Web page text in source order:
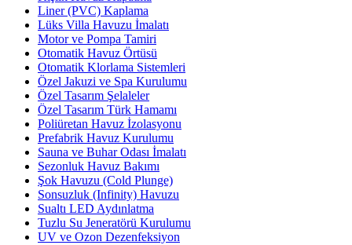
Liner (PVC) Kaplama
Lüks Villa Havuzu İmalatı
Motor ve Pompa Tamiri
Otomatik Havuz Örtüsü
Otomatik Klorlama Sistemleri
Özel Jakuzi ve Spa Kurulumu
Özel Tasarım Şelaleler
Özel Tasarım Türk Hamamı
Poliüretan Havuz İzolasyonu
Prefabrik Havuz Kurulumu
Sauna ve Buhar Odası İmalatı
Sezonluk Havuz Bakımı
Şok Havuzu (Cold Plunge)
Sonsuzluk (Infinity) Havuzu
Sualtı LED Aydınlatma
Tuzlu Su Jeneratörü Kurulumu
UV ve Ozon Dezenfeksiyon